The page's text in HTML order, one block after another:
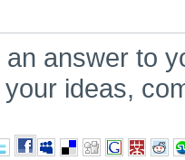
an answer to
your ideas,